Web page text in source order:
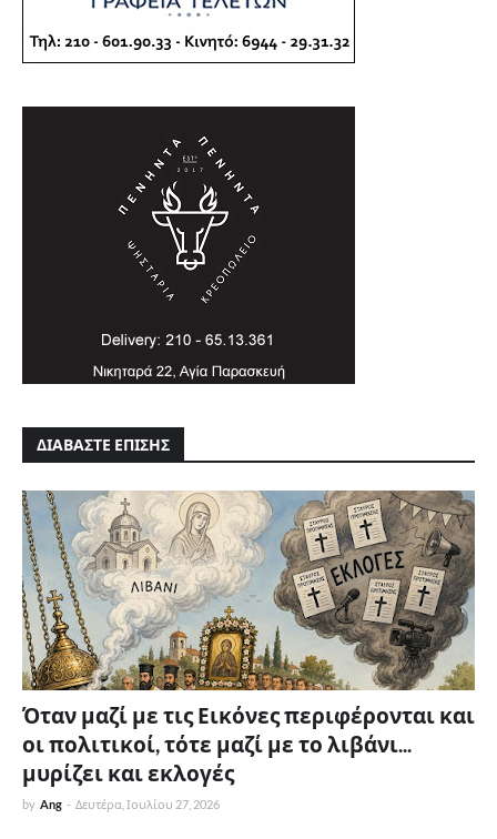
ΔΙΑΒΑΣΤΕ ΕΠΙΣΗΣ
Όταν μαζί με τις Εικόνες περιφέρονται και
οι πολιτικοί, τότε μαζί με το λιβάνι...
μυρίζει και εκλογές
by Ang - Δευτέρα, Ιουλίου 27, 2026